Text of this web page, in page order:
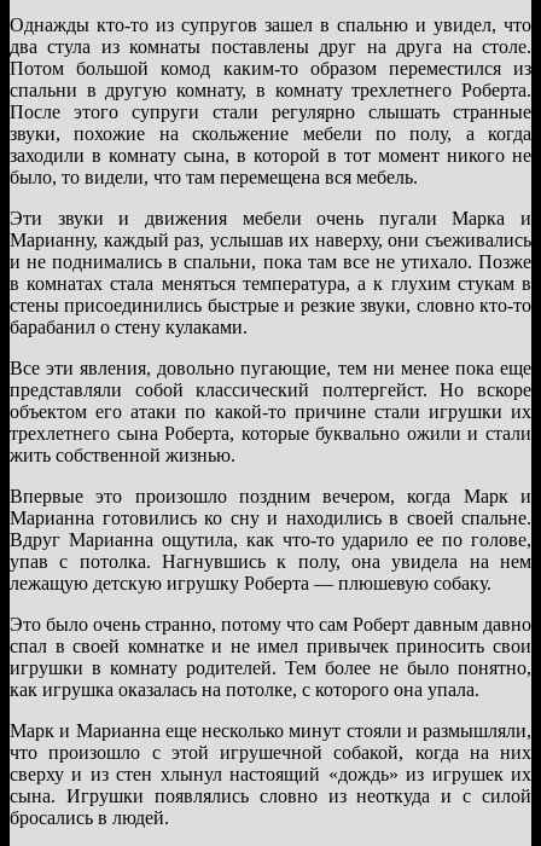
Однажды кто-то из супругов зашел в спальню и увидел, что
два стула из комнаты поставлены друг на друга на столе.
Потом большой комод каким-то образом переместился из
спальни в другую комнату, в комнату трехлетнего Роберта.
После этого супруги стали регулярно слышать странные
звуки, похожие на скольжение мебели по полу, а когда
заходили в комнату сына, в которой в тот момент никого не
было, то видели, что там перемещена вся мебель.
Эти звуки и движения мебели очень пугали Марка и
Марианну, каждый раз, услышав их наверху, они съеживались
и не поднимались в спальни, пока там все не утихало. Позже
в комнатах стала меняться температура, а к глухим стукам в
стены присоединились быстрые и резкие звуки, словно кто-то
барабанил о стену кулаками.
Все эти явления, довольно пугающие, тем ни менее пока еще
представляли собой классический полтергейст. Но вскоре
объектом его атаки по какой-то причине стали игрушки их
трехлетнего сына Роберта, которые буквально ожили и стали
жить собственной жизнью.
Впервые это произошло поздним вечером, когда Марк и
Марианна готовились ко сну и находились в своей спальне.
Вдруг Марианна ощутила, как что-то ударило ее по голове,
упав с потолка. Нагнувшись к полу, она увидела на нем
лежащую детскую игрушку Роберта — плюшевую собаку.
Это было очень странно, потому что сам Роберт давным давно
спал в своей комнатке и не имел привычек приносить свои
игрушки в комнату родителей. Тем более не было понятно,
как игрушка оказалась на потолке, с которого она упала.
Марк и Марианна еще несколько минут стояли и размышляли,
что произошло с этой игрушечной собакой, когда на них
сверху и из стен хлынул настоящий «дождь» из игрушек их
сына. Игрушки появлялись словно из неоткуда и с силой
бросались в людей.